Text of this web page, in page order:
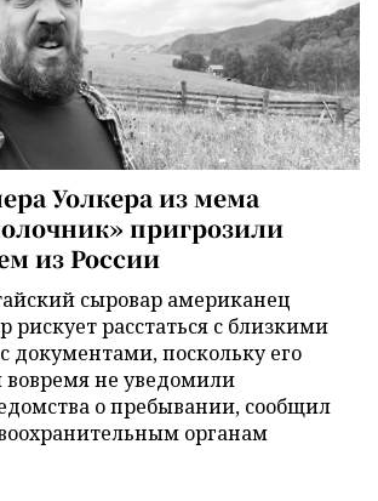
Уолкера из мема
пригрозили
из России
сыровар американец
рискует расстаться с близкими
документами, поскольку его
вовремя не уведомили
о пребывании, сообщил
органам